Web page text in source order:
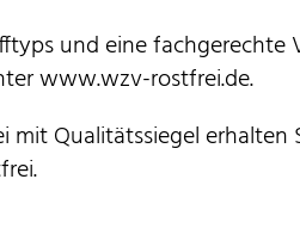
und eine fachgerechte
www.wzv-rostfrei.de.
mit Qualitätssiegel erhalten